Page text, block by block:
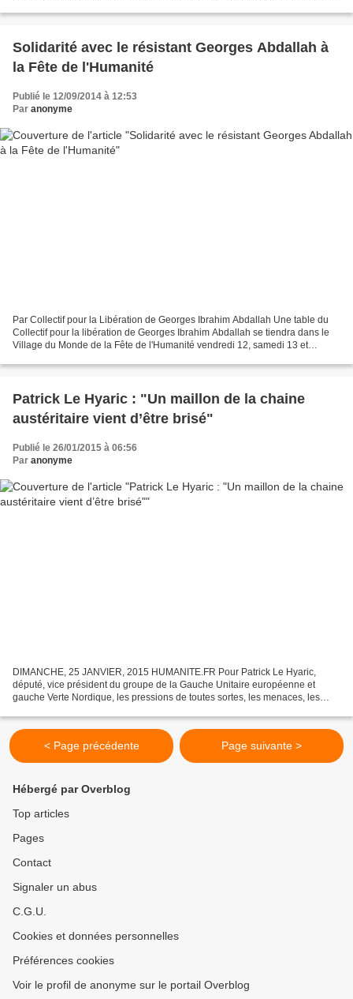
Solidarité avec le résistant Georges Abdallah à
la Fête de l'Humanité
Publié le 12/09/2014 à 12:53
Par anonyme
Par Collectif pour la Libération de Georges Ibrahim Abdallah Une table du
Collectif pour la libération de Georges Ibrahim Abdallah se tiendra dans le
Village du Monde de la Fête de l'Humanité vendredi 12, samedi 13 et
Patrick Le Hyaric : "Un maillon de la chaine
austéritaire vient d’être brisé"
Publié le 26/01/2015 à 06:56
Par anonyme
DIMANCHE, 25 JANVIER, 2015 HUMANITE.FR Pour Patrick Le Hyaric,
député, vice président du groupe de la Gauche Unitaire européenne et
gauche Verte Nordique, les pressions de toutes sortes, les menaces, les
< Page précédente Page suivante >
Hébergé par Overblog
Top articles
Pages
Contact
Signaler un abus
C.G.U.
Cookies et données personnelles
Préférences cookies
Voir le profil de anonyme sur le portail Overblog